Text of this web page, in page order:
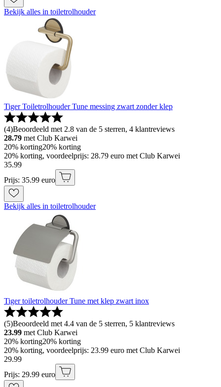
Bekijk alles in toiletrolhouder
Tiger Toiletrolhouder Tune messing zwart zonder klep
(4)Beoordeeld met 2.8 van de 5 sterren, 4 klantreviews
28.79 met Club Karwei
20% korting20% korting
20% korting, voordeelprijs: 28.79 euro met Club Karwei
35.99
Prijs: 35.99 euro
Bekijk alles in toiletrolhouder
Tiger toiletrolhouder Tune met klep zwart inox
(5)Beoordeeld met 4.4 van de 5 sterren, 5 klantreviews
23.99 met Club Karwei
20% korting20% korting
20% korting, voordeelprijs: 23.99 euro met Club Karwei
29.99
Prijs: 29.99 euro